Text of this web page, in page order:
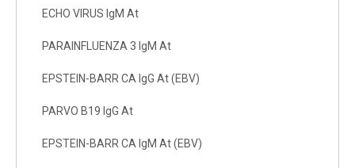
ECHO VIRUS IgM At
PARAINFLUENZA 3 IgM At
EPSTEIN-BARR CA IgG At (EBV)
PARVO B19 IgG At
EPSTEIN-BARR CA IgM At (EBV)